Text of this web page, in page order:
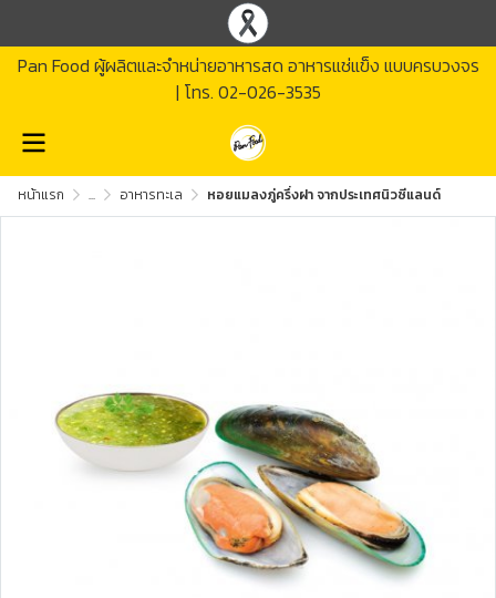
Pan Food ผู้ผลิตและจำหน่ายอาหารสด อาหารแช่แข็ง แบบครบวงจร
| โทร. 02-026-3535
หน้าแรก ... อาหารทะเล หอยแมลงภู่ครึ่งฝา จากประเทศนิวซีแลนด์